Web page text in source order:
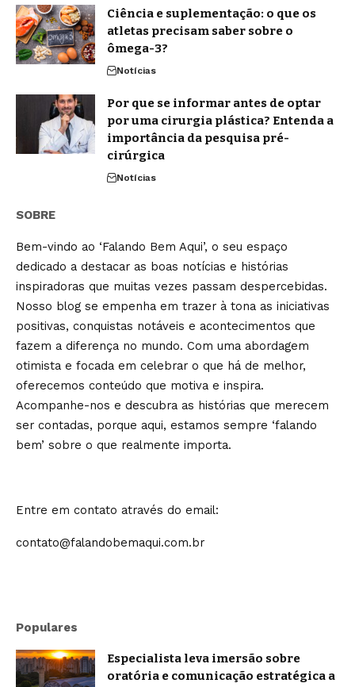
Ciência e suplementação: o que os
atletas precisam saber sobre o
ômega-3?
Notícias
Por que se informar antes de optar
por uma cirurgia plástica? Entenda a
importância da pesquisa pré-
cirúrgica
Notícias
SOBRE
Bem-vindo ao ‘Falando Bem Aqui’, o seu espaço
dedicado a destacar as boas notícias e histórias
inspiradoras que muitas vezes passam despercebidas.
Nosso blog se empenha em trazer à tona as iniciativas
positivas, conquistas notáveis e acontecimentos que
fazem a diferença no mundo. Com uma abordagem
otimista e focada em celebrar o que há de melhor,
oferecemos conteúdo que motiva e inspira.
Acompanhe-nos e descubra as histórias que merecem
ser contadas, porque aqui, estamos sempre ‘falando
bem’ sobre o que realmente importa.
Entre em contato através do email:
contato@falandobemaqui.com.br
Populares
Especialista leva imersão sobre
oratória e comunicação estratégica a